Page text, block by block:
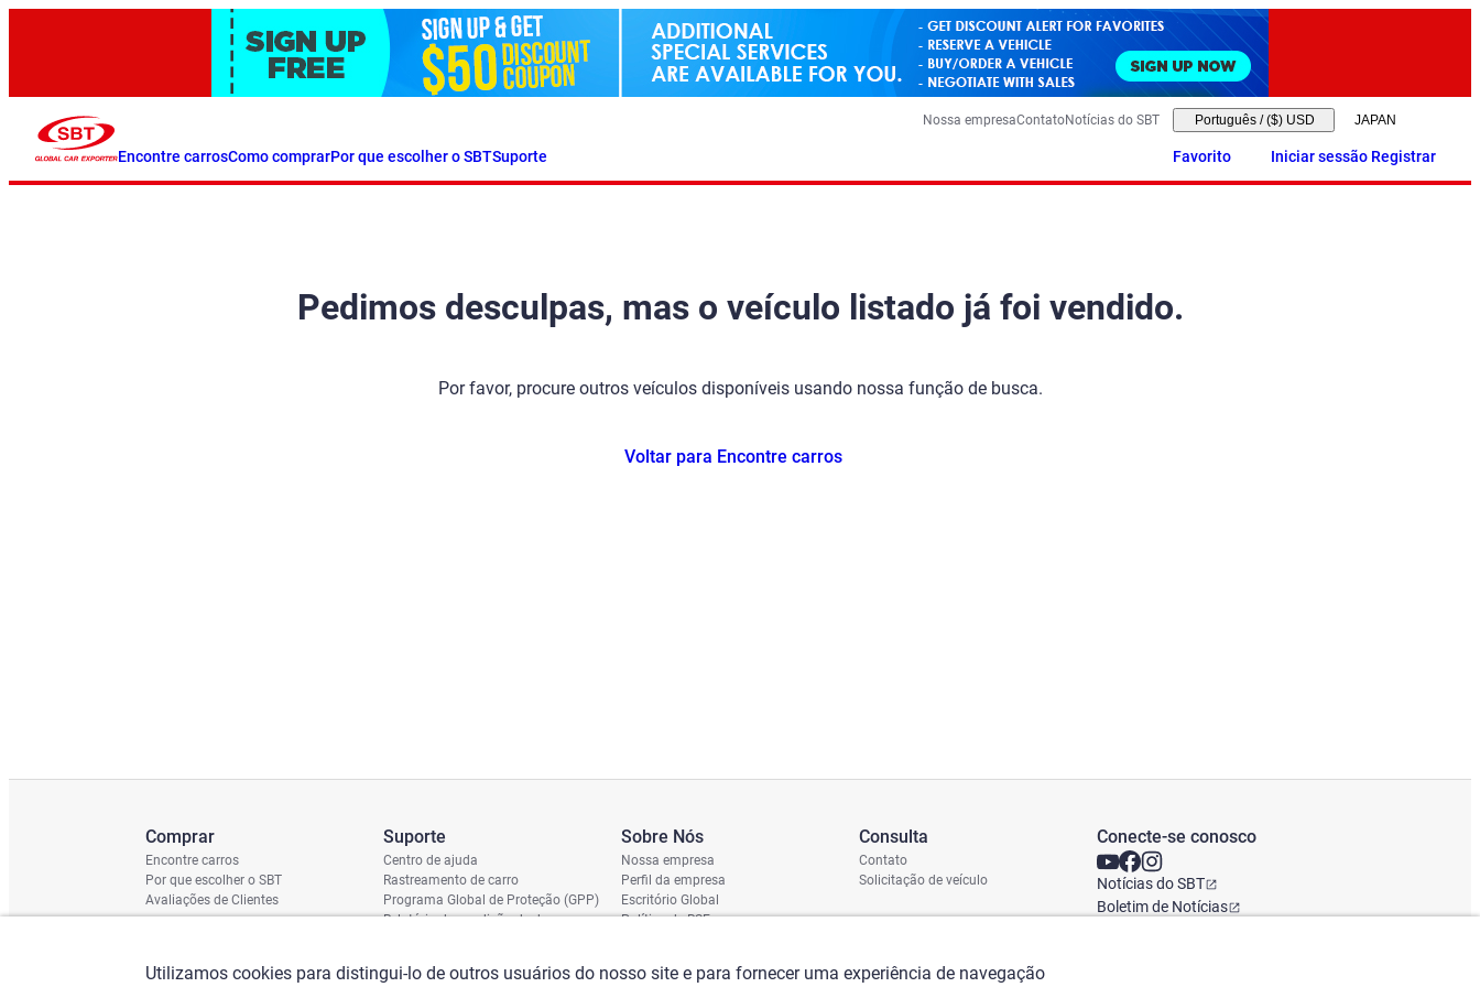
Encontre carrosComo comprarPor que escolher o SBTSuporte
Nossa empresaContatoNotícias do SBT Português / ($) USD
Favorito Iniciar sessão Registrar
Pedimos desculpas, mas o veículo listado já foi vendido.
Por favor, procure outros veículos disponíveis usando nossa função de busca.
Voltar para Encontre carros
Comprar
Encontre carros
Por que escolher o SBT
Avaliações de Clientes
Suporte
Centro de ajuda
Rastreamento de carro
Programa Global de Proteção (GPP)
Relatório de condição de dano
Sobre Nós
Nossa empresa
Perfil da empresa
Escritório Global
Política de RSE
Consulta
Contato
Solicitação de veículo
Conecte-se conosco
Notícias do SBT
Boletim de Notícias
Utilizamos cookies para distingui-lo de outros usuários do nosso site e para fornecer uma experiência de navegação